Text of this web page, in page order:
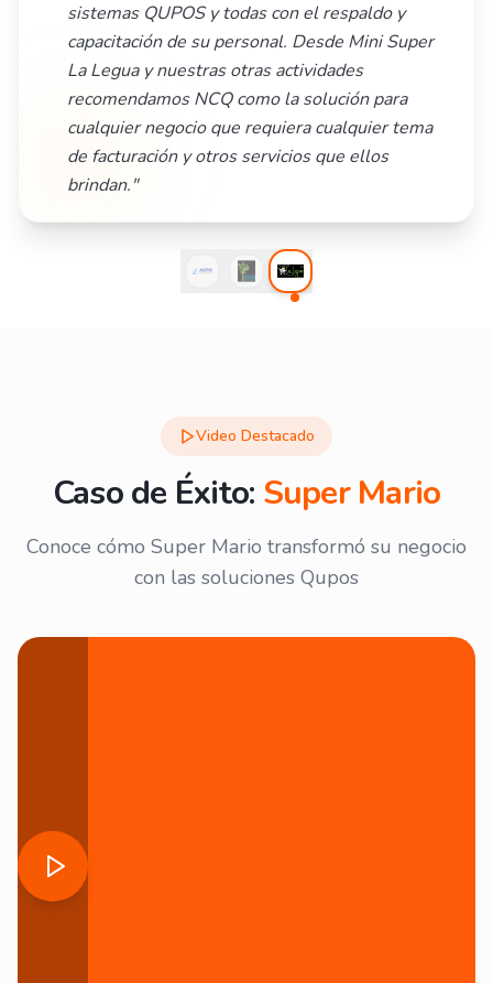
sistemas QUPOS y todas con el respaldo y
capacitación de su personal. Desde Mini Super
La Legua y nuestras otras actividades
recomendamos NCQ como la solución para
cualquier negocio que requiera cualquier tema
de facturación y otros servicios que ellos
brindan."
Video Destacado
Caso de Éxito: Super Mario
Conoce cómo Super Mario transformó su negocio
con las soluciones Qupos